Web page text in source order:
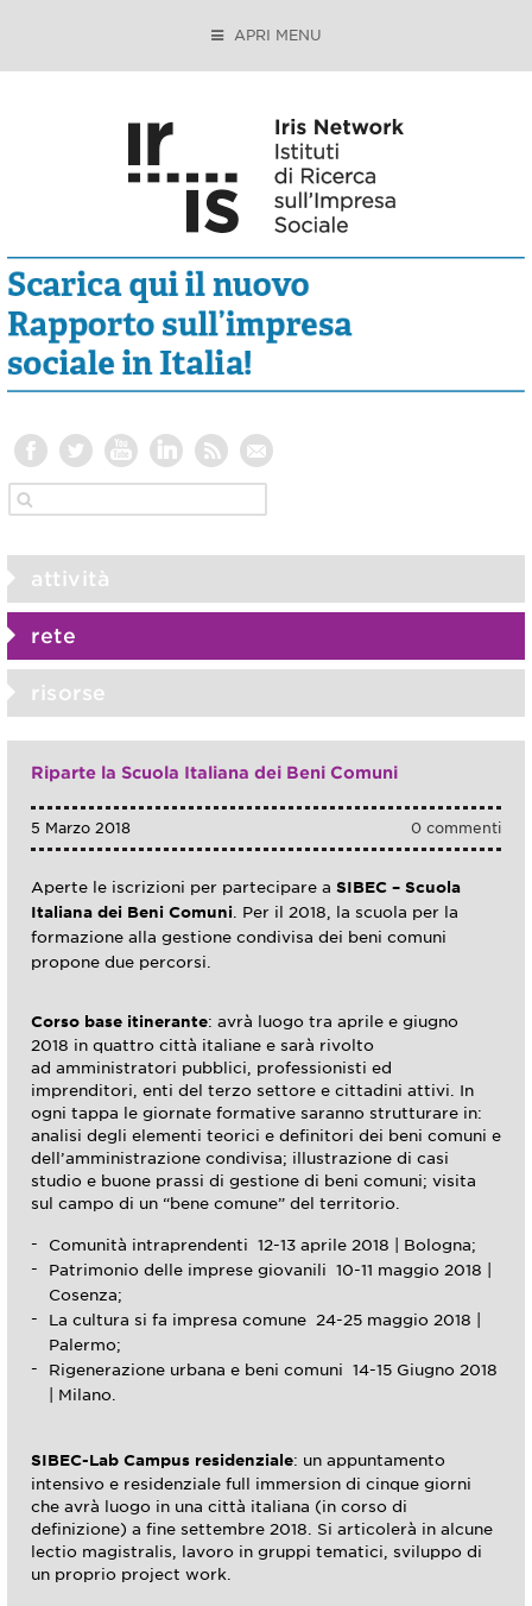
APRI MENU
attività
rete
risorse
Riparte la Scuola Italiana dei Beni Comuni
0 commenti
5 Marzo 2018
Aperte le iscrizioni per partecipare a SIBEC – Scuola
Italiana dei Beni Comuni . Per il 2018, la scuola per la
formazione alla gestione condivisa dei beni comuni
propone due percorsi.
Corso base itinerante: avrà luogo tra aprile e giugno
2018 in quattro città italiane e sarà rivolto
ad amministratori pubblici, professionisti ed
imprenditori, enti del terzo settore e cittadini attivi. In
ogni tappa le giornate formative saranno strutturare in:
analisi degli elementi teorici e definitori dei beni comuni e
dell’amministrazione condivisa; illustrazione di casi
studio e buone prassi di gestione di beni comuni; visita
sul campo di un “bene comune” del territorio.
Comunità intraprendenti 12-13 aprile 2018 | Bologna;
Patrimonio delle imprese giovanili 10-11 maggio 2018 |
Cosenza;
La cultura si fa impresa comune 24-25 maggio 2018 |
Palermo;
Rigenerazione urbana e beni comuni 14-15 Giugno 2018
| Milano.
SIBEC-Lab Campus residenziale: un appuntamento
intensivo e residenziale full immersion di cinque giorni
che avrà luogo in una città italiana (in corso di
definizione) a fine settembre 2018. Si articolerà in alcune
lectio magistralis, lavoro in gruppi tematici, sviluppo di
un proprio project work.